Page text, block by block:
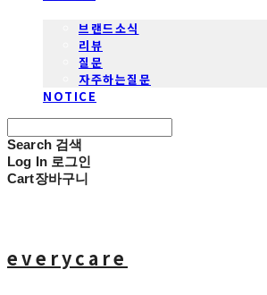
브랜드소식
리뷰
질문
자주하는질문
NOTICE
Search 검색
Log In 로그인
Cart장바구니
everycare